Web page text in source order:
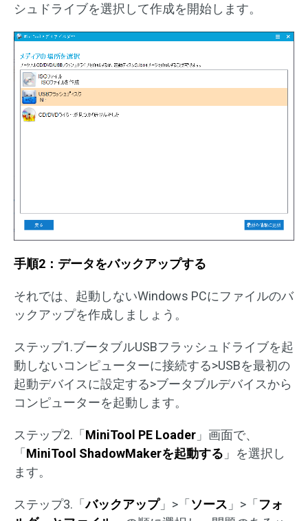
シュドライブを選択して作成を開始します。
手順2：データをバックアップする
それでは、起動しないWindows PCにファイルのバ
ックアップを作成しましょう。
ステップ1.ブータブルUSBフラッシュドライブを起
動しないコンピューターに接続する>USBを最初の
起動デバイスに設定する>ブータブルデバイスから
コンピューターを起動します。
ステップ2.「 MiniTool PE Loader 」画面で、
「 MiniTool ShadowMakerを起動する 」を選択し
ます。
ステップ3.「バックアップ」>「 ソース 」>「 フォ